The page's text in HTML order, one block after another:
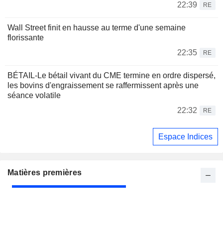
22:39
RE
Wall Street finit en hausse au terme d'une semaine
florissante
22:35
RE
BÉTAIL-Le bétail vivant du CME termine en ordre dispersé,
les bovins d'engraissement se raffermissent après une
séance volatile
22:32
RE
Espace Indices
Matières premières